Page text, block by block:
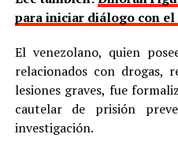
para iniciar diálogo con el
El venezolano, quien
relacionados con drogas,
lesiones graves, fue
cautelar de prisión
investigación.